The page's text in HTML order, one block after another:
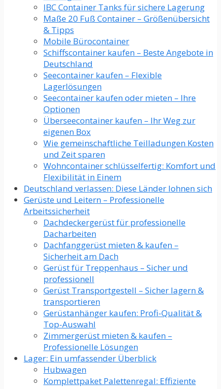
IBC Container Tanks für sichere Lagerung
Maße 20 Fuß Container – Größenübersicht
& Tipps
Mobile Bürocontainer
Schiffscontainer kaufen – Beste Angebote in
Deutschland
Seecontainer kaufen – Flexible
Lagerlösungen
Seecontainer kaufen oder mieten – Ihre
Optionen
Überseecontainer kaufen – Ihr Weg zur
eigenen Box
Wie gemeinschaftliche Teilladungen Kosten
und Zeit sparen
Wohncontainer schlüsselfertig: Komfort und
Flexibilität in Einem
Deutschland verlassen: Diese Länder lohnen sich
Gerüste und Leitern – Professionelle
Arbeitssicherheit
Dachdeckergerüst für professionelle
Dacharbeiten
Dachfanggerüst mieten & kaufen –
Sicherheit am Dach
Gerüst für Treppenhaus – Sicher und
professionell
Gerüst Transportgestell – Sicher lagern &
transportieren
Gerüstanhänger kaufen: Profi-Qualität &
Top-Auswahl
Zimmergerüst mieten & kaufen –
Professionelle Lösungen
Lager: Ein umfassender Überblick
Hubwagen
Komplettpaket Palettenregal: Effiziente